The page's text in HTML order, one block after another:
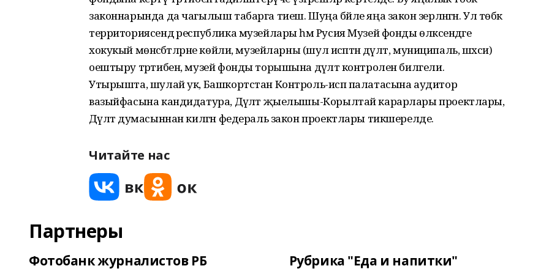
законнарында да чагылыш табарга тиеш. Шуңа бәйле яңа закон әзерләнгән. Ул төбәк
территориясендә республика музейлары һәм Русия Музей фонды өлкәсендәге
хокукый мөнәсәбәтләрне көйли, музейларны (шул исәптән дәүләт, муниципаль, шәхси)
оештыру тәртибен, музей фонды торышына дәүләт контролен билгели.
Утырышта, шулай ук, Башкортстан Контроль-исәп палатасына аудитор
вазыйфасына кандидатура, Дәүләт җыелышы-Корылтай карарлары проектлары,
Дәүләт думасыннан килгән федераль закон проектлары тикшерелде.
Читайте нас
Партнеры
Фотобанк журналистов РБ Рубрика "Еда и напитки"